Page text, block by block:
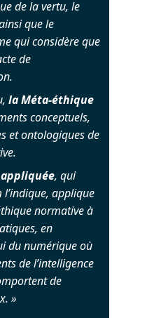
de la vertu, le
que le
qui considère que
de
la Méta-éthique
conceptuels,
et ontologiques de
, qui
applique
normative à
en
du numérique où
de l’intelligence
de
»